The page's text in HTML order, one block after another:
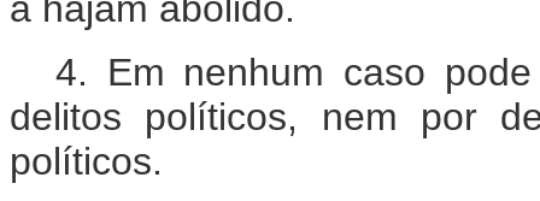
4. Em nenhum caso
delitos políticos, nem por
políticos.